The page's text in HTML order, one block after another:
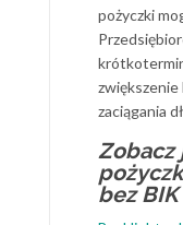
pożyczki
zaciągania
Zobacz
bez BIK